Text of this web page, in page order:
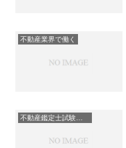
不動産業界で働く